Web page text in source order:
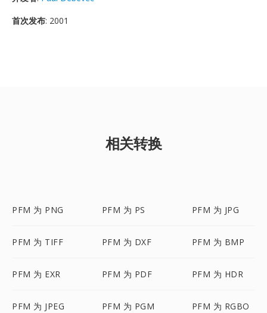
首次发布: 2001
相关转换
PFM 为 PNG PFM 为 PS PFM 为 JPG
PFM 为 TIFF PFM 为 DXF PFM 为 BMP
PFM 为 EXR PFM 为 PDF PFM 为 HDR
PFM 为 JPEG PFM 为 PGM PFM 为 RGBO